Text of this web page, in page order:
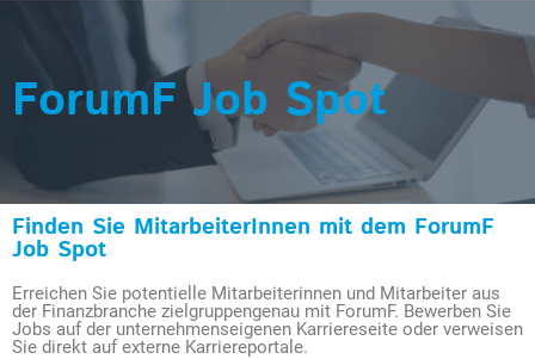
ForumF Job Spot
Finden Sie MitarbeiterInnen mit dem ForumF
Job Spot
Erreichen Sie potentielle Mitarbeiterinnen und Mitarbeiter aus
der Finanzbranche zielgruppengenau mit ForumF. Bewerben Sie
Jobs auf der unternehmenseigenen Karriereseite oder verweisen
Sie direkt auf externe Karriereportale.